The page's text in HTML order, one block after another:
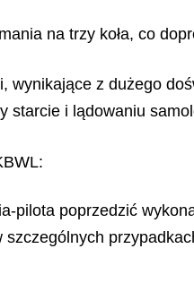
na trzy koła, co
wynikające z dużego
starcie i lądowaniu
pilota poprzedzić
szczególnych